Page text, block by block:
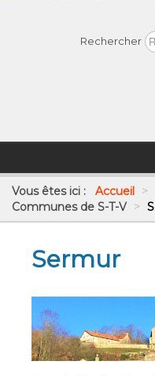
Rechercher
Vous êtes ici : Accueil >
Communes de S-T-V >
Sermur